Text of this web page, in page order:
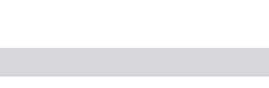
Suchbegriff